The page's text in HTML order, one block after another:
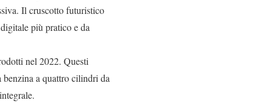
Il cruscotto futuristico
più pratico e da
nel 2022. Questi
a quattro cilindri da